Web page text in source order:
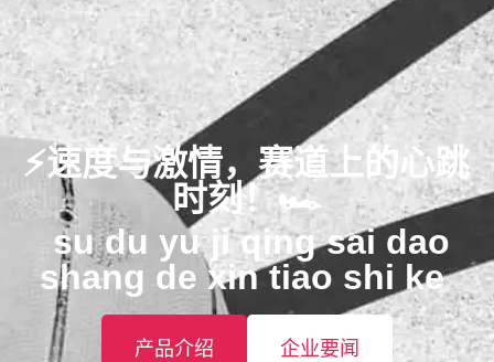
⚡️速度与激情，赛道上的心跳
时刻！🏎️
️ su du yu ji qing sai dao
shang de xin tiao shi ke ️
产品介绍 企业要闻